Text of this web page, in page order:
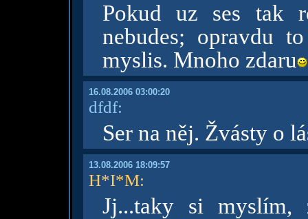
Pokud uz ses tak
nebudes; opravdu
myslis. Mnoho zdaru
16.08.2006 03:00:20
dfdf:
Ser na něj. Žvásty o
13.08.2006 18:09:57
H*I*M:
Jj...taky si